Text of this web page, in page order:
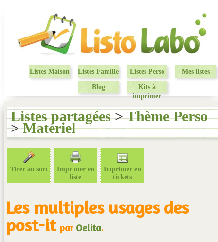
Listes Maison Listes Famille Listes Perso Mes listes
Blog
Kits à
imprimer
Listes partagées>Thème Perso
>Matériel
Tirer au sort
Imprimer en
liste
Imprimer en
tickets
Les multiples usages des
post-it par Oelita.